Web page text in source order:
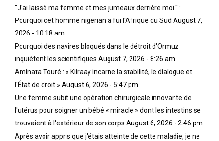
''J'ai laissé ma femme et mes jumeaux derrière moi '' :
Pourquoi cet homme nigérian a fui l'Afrique du Sud August 7,
2026 - 10:18 am
Pourquoi des navires bloqués dans le détroit d'Ormuz
inquiètent les scientifiques August 7, 2026 - 8:26 am
Aminata Touré : « Kiiraay incarne la stabilité, le dialogue et
l'État de droit » August 6, 2026 - 5:47 pm
Une femme subit une opération chirurgicale innovante de
l'utérus pour soigner un bébé « miracle » dont les intestins se
trouvaient à l'extérieur de son corps August 6, 2026 - 2:46 pm
Après avoir appris que j'étais atteinte de cette maladie, je ne